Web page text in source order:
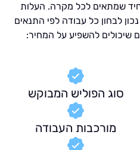
לכל מקרה. העלות
כל עבודה לפי התנאים
להשפיע על המחיר:
הפוליש המבוקש
העבודה